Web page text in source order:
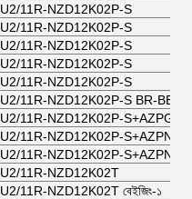
11R-NZD12K02P-S
11R-NZD12K02P-S
11R-NZD12K02P-S
11R-NZD12K02P-S
11R-NZD12K02P-S
11R-NZD12K02P-S BR-BEIJ-
11R-NZD12K02P-S+AZPGG-
11R-NZD12K02P-S+AZPN-11
11R-NZD12K02P-S+AZPN-11
11R-NZD12K02T
11R-NZD12K02T বেইজিং-১